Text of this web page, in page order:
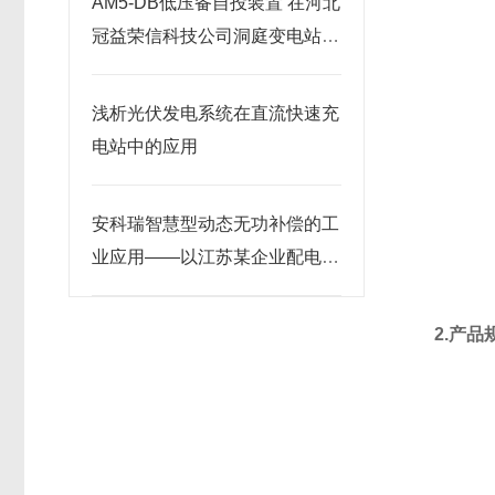
冠益荣信科技公司洞庭变电站工
浅析光伏发电系统在直流快速充
电站中的应用
安科瑞智慧型动态无功补偿的工
业应用——以江苏某企业配电房
2.产品